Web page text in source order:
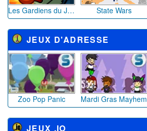
Les Gardiens du Jardin : Défense Florale State Wars
JEUX D'ADRESSE
Zoo Pop Panic Mardi Gras Mayhem
JEUX .IO